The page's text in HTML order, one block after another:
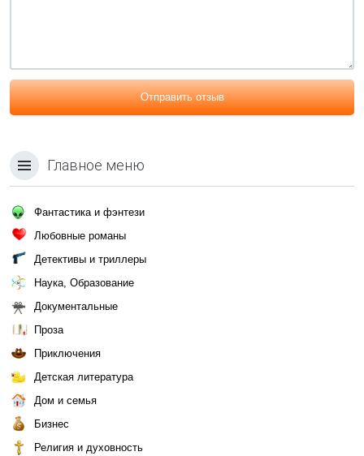
Отправить отзыв
Главное меню
Фантастика и фэнтези
Любовные романы
Детективы и триллеры
Наука, Образование
Документальные
Проза
Приключения
Детская литература
Дом и семья
Бизнес
Религия и духовность